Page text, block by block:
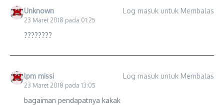
Unknown
23 Maret 2018 pada 01:25
Log masuk untuk Membalas
????????
lpm missi
23 Maret 2018 pada 13:05
Log masuk untuk Membalas
bagaiman pendapatnya kakak